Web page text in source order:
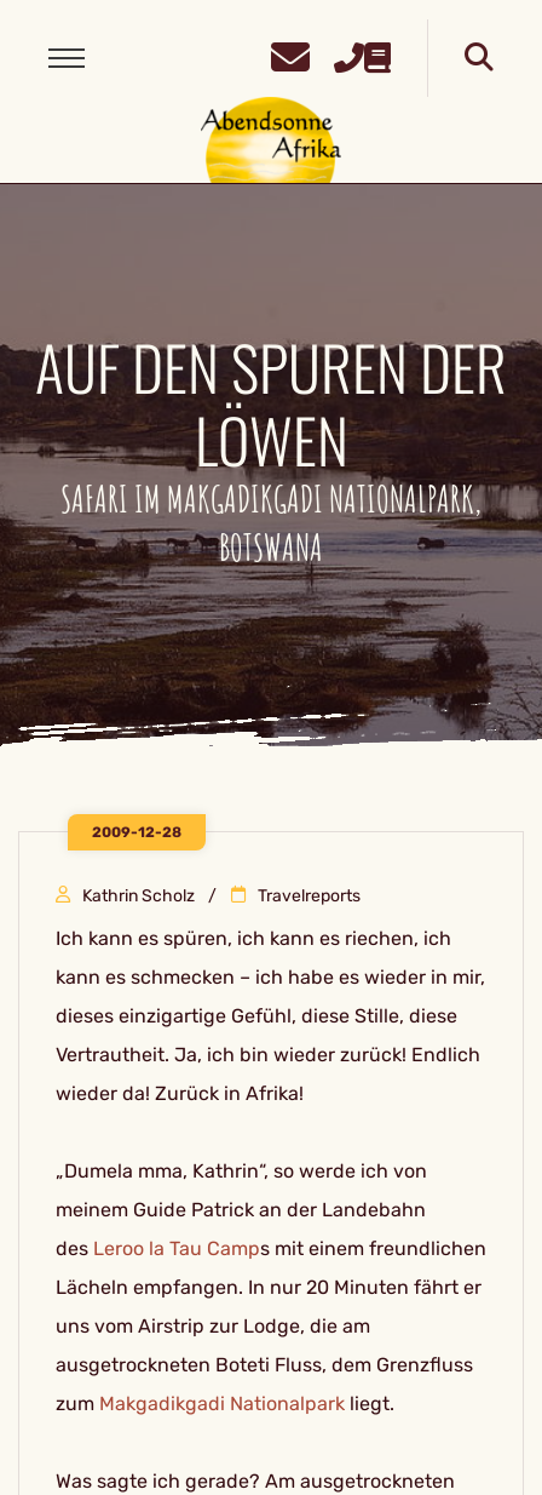
AUF DEN SPUREN DER
LÖWEN
SAFARI IM MAKGADIKGADI NATIONALPARK,
BOTSWANA
2009-12-28
Kathrin Scholz Travelreports
Ich kann es spüren, ich kann es riechen, ich
kann es schmecken – ich habe es wieder in mir,
dieses einzigartige Gefühl, diese Stille, diese
Vertrautheit. Ja, ich bin wieder zurück! Endlich
wieder da! Zurück in Afrika!
„Dumela mma, Kathrin“, so werde ich von
meinem Guide Patrick an der Landebahn
des Leroo la Tau Camps mit einem freundlichen
Lächeln empfangen. In nur 20 Minuten fährt er
uns vom Airstrip zur Lodge, die am
ausgetrockneten Boteti Fluss, dem Grenzfluss
zum Makgadikgadi Nationalpark liegt.
Was sagte ich gerade? Am ausgetrockneten